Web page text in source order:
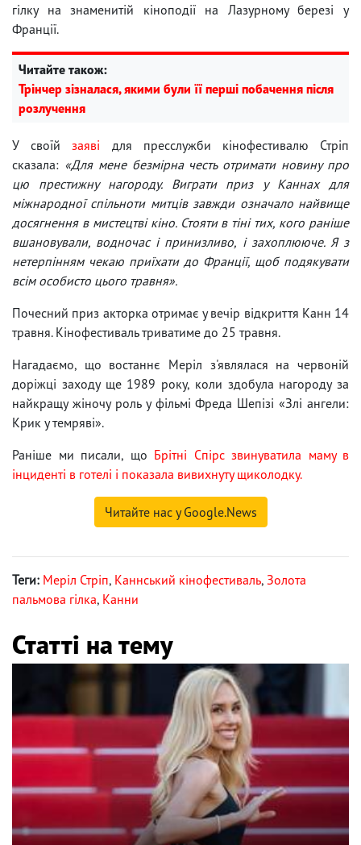
гілку на знаменитій кіноподії на Лазурному березі у
Франції.
Читайте також:
Трінчер зізналася, якими були її перші побачення після
розлучення
У своїйзаяві для пресслужби кінофестивалю Стріп
сказала: «Для мене безмірна честь отримати новину про
цю престижну нагороду. Виграти приз у Каннах для
міжнародної спільноти митців завжди означало найвище
досягнення в мистецтві кіно. Стояти в тіні тих, кого раніше
вшановували, водночас і принизливо, і захоплююче. Я з
нетерпінням чекаю приїхати до Франції, щоб подякувати
всім особисто цього травня».
Почесний приз акторка отримає у вечір відкриття Канн 14
травня. Кінофестиваль триватиме до 25 травня.
Нагадаємо, що востаннє Меріл з'являлася на червоній
доріжці заходу ще 1989 року, коли здобула нагороду за
найкращу жіночу роль у фільмі Фреда Шепізі «Злі ангели:
Крик у темряві».
Раніше ми писали, що Брітні Спірс звинуватила маму в
інциденті в готелі і показала вивихнуту щиколодку.
Читайте нас у Google.News
Теги: Меріл Стріп, Каннський кінофестиваль, Золота
пальмова гілка, Канни
Статті на тему